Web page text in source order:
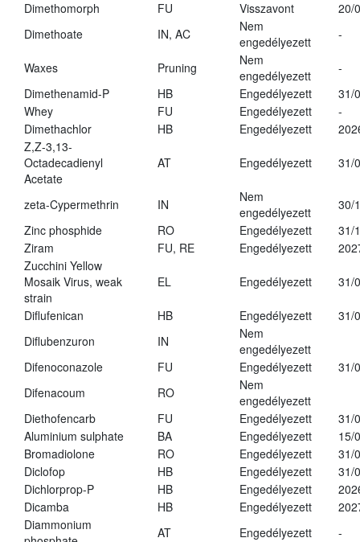
Dimethomorph
FU Visszavont
20/
Dimethoate
IN, AC
Nem
engedélyezett
-
Waxes Pruning
Nem
engedélyezett
-
Dimethenamid-P
HB Engedélyezett
31/
Whey
FU Engedélyezett
-
Dimethachlor
HB Engedélyezett
Z,Z-3,13-
Octadecadienyl
Acetate
AT Engedélyezett 31/
zeta-Cypermethrin IN
Nem
engedélyezett
30/
Zinc phosphide
RO Engedélyezett
31/
Ziram
FU, RE Engedélyezett
Zucchini Yellow
Mosaik Virus, weak
strain
EL Engedélyezett 31/
Diflufenican HB Engedélyezett
31/
Diflubenzuron
IN
Nem
engedélyezett
Difenoconazole
FU Engedélyezett
31/
Difenacoum
RO
Nem
engedélyezett
Diethofencarb
FU Engedélyezett
31/
Aluminium sulphate
BA Engedélyezett
15/
Bromadiolone
RO Engedélyezett
31/
Diclofop
HB Engedélyezett
31/
Dichlorprop-P
HB Engedélyezett
Dicamba
HB Engedélyezett
Diammonium
AT Engedélyezett -